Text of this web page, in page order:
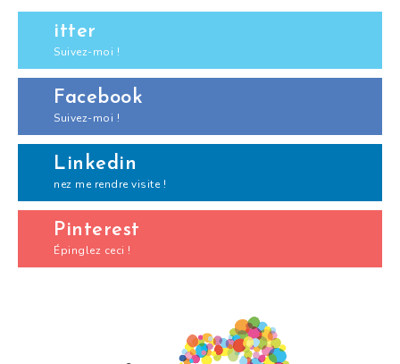
itter
Suivez-moi !
Facebook
Suivez-moi !
Linkedin
nez me rendre visite !
Pinterest
Épinglez ceci !